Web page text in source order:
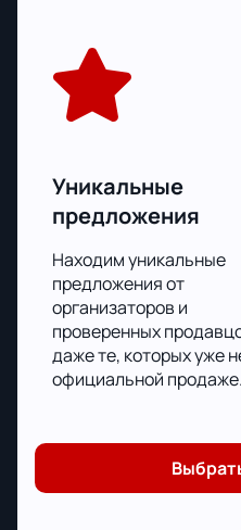
одного из главных
2023 году!
Захватывающая и
соперников станет
оставит яркие
возможность стать
происходящего на арене,
эмоциональная
огромное значение.
по футболу уже
удобный сервис на
на схеме стадиона
онлайн.
обещает быть
игроки уже борются за
возможность
Уникальные
предложения
Находим уникальные
предложения от
организаторов и
проверенных
даже те, которых уже
официальной продаже.